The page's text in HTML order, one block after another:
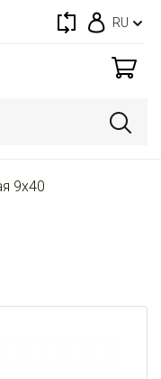
RU
9x40